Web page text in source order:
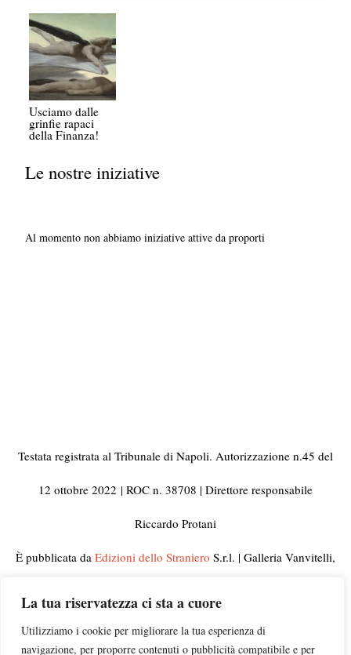
La tua riservatezza ci sta a cuore
Utilizziamo i cookie per migliorare la tua esperienza di
navigazione, per proporre contenuti o pubblicità compatibile e per
Usciamo dalle
grinfie rapaci
della Finanza!
Le nostre iniziative
Al momento non abbiamo iniziative attive da proporti
Testata registrata al Tribunale di Napoli. Autorizzazione n.45 del
12 ottobre 2022 | ROC n. 38708 | Direttore responsabile
Riccardo Protani
È pubblicata da Edizioni dello Straniero S.r.l. | Galleria Vanvitelli,
© 2023 Tutti i diritti riservati | Per informazioni, rettifiche,